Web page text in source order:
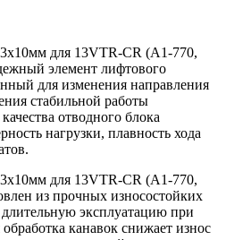
для 13VTR-CR (A1-770,
элемент лифтового
для изменения направления
стабильной работы
отводного блока
нагрузки, плавность хода
для 13VTR-CR (A1-770,
из прочных износостойких
эксплуатацию при
канавок снижает износ